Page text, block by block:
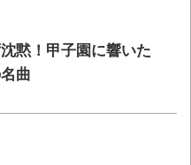
黙！甲子園に響いた
曲